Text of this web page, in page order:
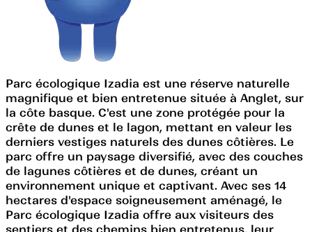
Parc écologique Izadia est une réserve naturelle
magnifique et bien entretenue située à Anglet, sur
la côte basque. C'est une zone protégée pour la
crête de dunes et le lagon, mettant en valeur les
derniers vestiges naturels des dunes côtières. Le
parc offre un paysage diversifié, avec des couches
de lagunes côtières et de dunes, créant un
environnement unique et captivant. Avec ses 14
hectares d'espace soigneusement aménagé, le
Parc écologique Izadia offre aux visiteurs des
sentiers et des chemins bien entretenus, leur